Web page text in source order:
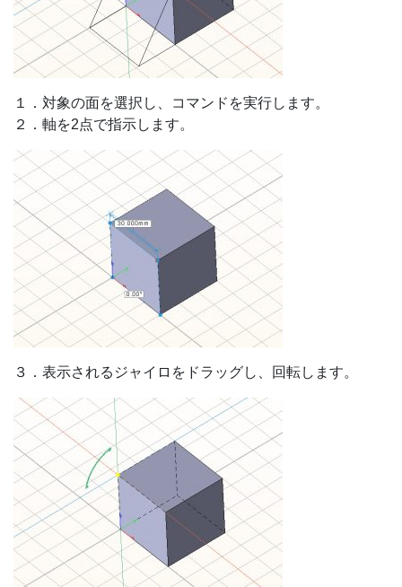
１．対象の面を選択し、コマンドを実行します。
２．軸を2点で指示します。
３．表示されるジャイロをドラッグし、回転します。